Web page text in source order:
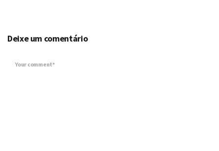
Deixe um comentário
Your comment*